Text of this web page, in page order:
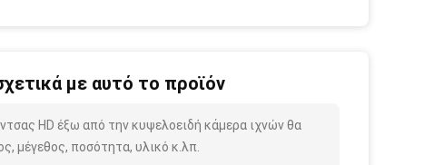
με αυτό το προϊόν
HD έξω από την κυψελοειδή κάμερα ιχνών θα
μέγεθος, ποσότητα, υλικό κ.λπ.